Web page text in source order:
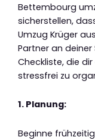
Bettembourg
sicherstellen,
Umzug Krüger
Partner an deiner
Checkliste, die
stressfrei zu
1. Planung:
Beginne